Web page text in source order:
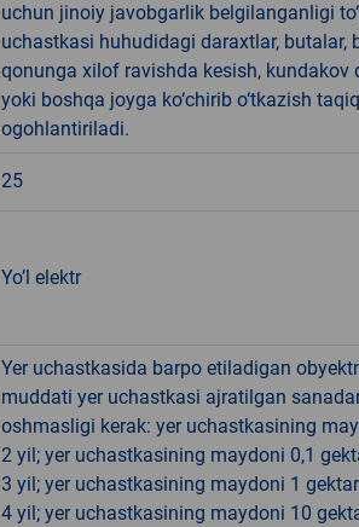
uchun jinoiy javobgarlik belgilanganligi
uchastkasi huhudidagi daraxtlar, butalar,
qonunga xilof ravishda kesish, kundakov
yoki boshqa joyga ko‘chirib o‘tkazish
ogohlantiriladi.
25
Yo’l elektr
Yer uchastkasida barpo etiladigan
muddati yer uchastkasi ajratilgan
oshmasligi kerak: yer uchastkasining
2 yil; yer uchastkasining maydoni 0,1
3 yil; yer uchastkasining maydoni 1
4 yil; yer uchastkasining maydoni 10